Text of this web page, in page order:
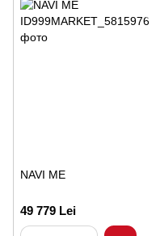
NAVI ME
49 779 Lei